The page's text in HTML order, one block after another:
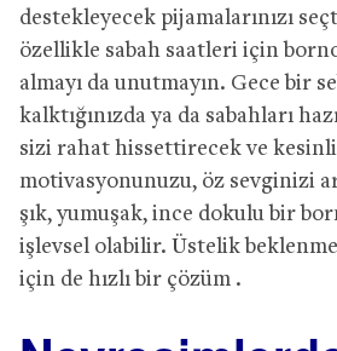
destekleyecek pijamalarınızı
özellikle sabah saatleri için
almayı da unutmayın. Gece bir
kalktığınızda ya da sabahları
sizi rahat hissettirecek ve
motivasyonunuzu, öz sevginizi
şık, yumuşak, ince dokulu bir
işlevsel olabilir. Üstelik
için de hızlı bir çözüm .